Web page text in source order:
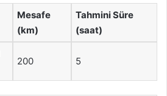
Mesafe
(km)
Tahmini Süre
(saat)
200 5